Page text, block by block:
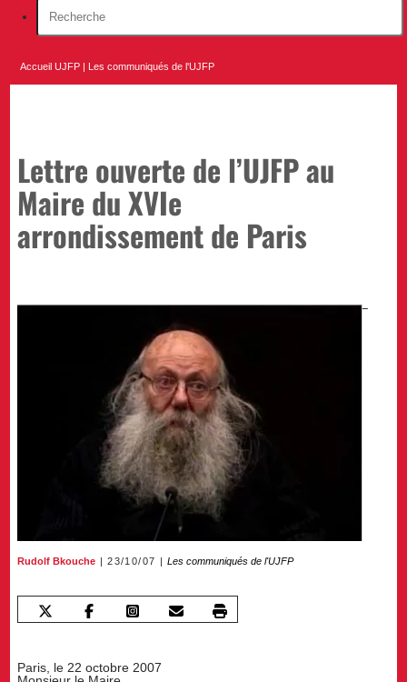
Accueil UJFP Les communiqués de l'UJFP
Lettre ouverte de l’UJFP au
Maire du XVIe
arrondissement de Paris
Rudolf Bkouche 23/10/07 Les communiqués de l'UJFP
Paris, le 22 octobre 2007